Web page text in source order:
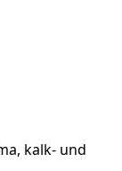
kalk- und